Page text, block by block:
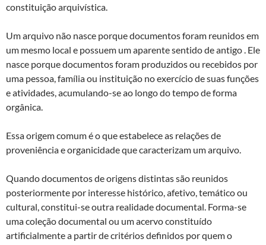
constituição arquivística.
Um arquivo não nasce porque documentos foram reunidos em
um mesmo local e possuem um aparente sentido de antigo . Ele
nasce porque documentos foram produzidos ou recebidos por
uma pessoa, família ou instituição no exercício de suas funções
e atividades, acumulando-se ao longo do tempo de forma
orgânica.
Essa origem comum é o que estabelece as relações de
proveniência e organicidade que caracterizam um arquivo.
Quando documentos de origens distintas são reunidos
posteriormente por interesse histórico, afetivo, temático ou
cultural, constitui-se outra realidade documental. Forma-se
uma coleção documental ou um acervo constituído
artificialmente a partir de critérios definidos por quem o